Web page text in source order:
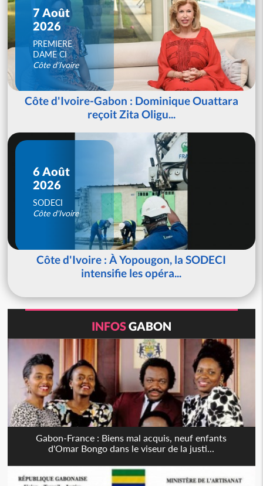
7 Août
2026
PREMIERE
DAME CI
Côte d'Ivoire
Côte d'Ivoire-Gabon : Dominique Ouattara
reçoit Zita Oligu...
6 Août
2026
SODECI
Côte d'Ivoire
Côte d'Ivoire : À Yopougon, la SODECI
intensifie les opéra...
INFOSGABON
Gabon-France : Biens mal acquis, neuf enfants
d'Omar Bongo dans le viseur de la justi...